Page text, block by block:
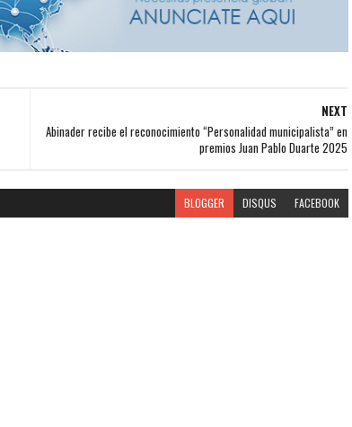
NEXT
Abinader recibe el reconocimiento “Personalidad municipalista” en
premios Juan Pablo Duarte 2025
BLOGGER DISQUS FACEBOOK